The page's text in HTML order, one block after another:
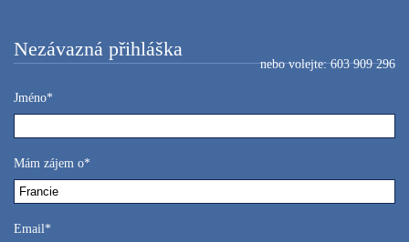
Nezávazná přihláška
nebo volejte: 603 909 296
Jméno*
Mám zájem o*
Email*